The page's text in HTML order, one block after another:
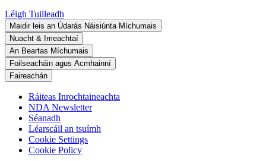
Léigh Tuilleadh
Maidir leis an Údarás Náisiúnta Míchumais
Nuacht & Imeachtaí
An Beartas Míchumais
Foilseacháin agus Acmhainní
Faireachán
Ráiteas Inrochtaineachta
NDA Newsletter
Séanadh
Léarscáil an tsuímh
Cookie Settings
Cookie Policy